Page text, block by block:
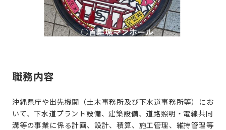
職務内容
沖縄県庁や出先機関（土木事務所及び下水道事務所等）にお
いて、下水道プラント設備、建築設備、道路照明・電線共同
溝等の事業に係る計画、設計、積算、施工管理、維持管理等